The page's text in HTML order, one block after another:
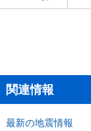
関連情報
最新の地震情報